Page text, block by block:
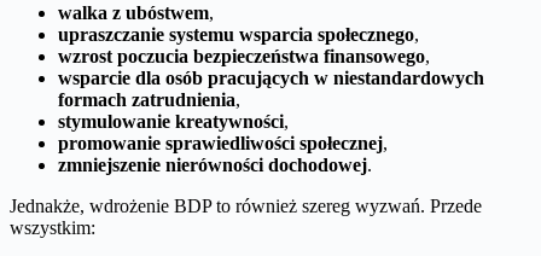
walka z ubóstwem,
upraszczanie systemu wsparcia społecznego,
wzrost poczucia bezpieczeństwa finansowego,
wsparcie dla osób pracujących w niestandardowych
formach zatrudnienia,
stymulowanie kreatywności,
promowanie sprawiedliwości społecznej,
zmniejszenie nierówności dochodowej.
Jednakże, wdrożenie BDP to również szereg wyzwań. Przede
wszystkim: